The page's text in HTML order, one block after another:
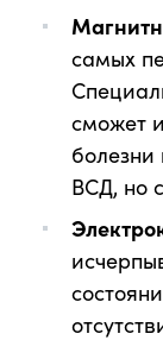
самых
сможет
болезни
ВСД, но